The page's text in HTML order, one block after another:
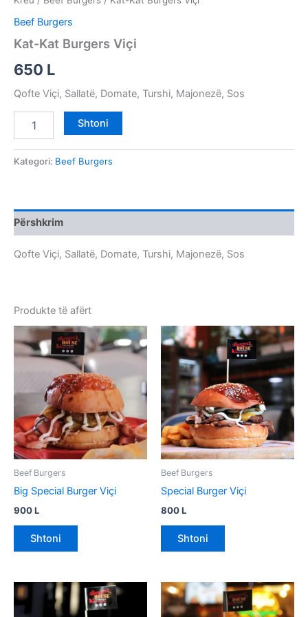
Beef Burgers
Kat-Kat Burgers Viçi
650 L
Qofte Viçi, Sallatë, Domate, Turshi, Majonezë, Sos
Shtoni
Kategori: Beef Burgers
Përshkrim
Qofte Viçi, Sallatë, Domate, Turshi, Majonezë, Sos
Produkte të afërt
Beef Burgers
Big Special Burger Viçi
900L
Shtoni
Beef Burgers
Special Burger Viçi
800L
Shtoni